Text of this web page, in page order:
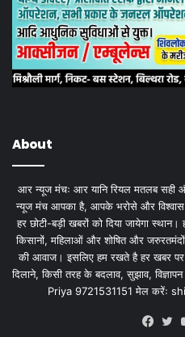
About
आर न्यूज मंचः आर यानि रियल मतलब सही
न्यूज मंच आपका है, आपके भरोसे और
हर छोटी-बड़ी खबरों को दिया जायेगा
किसानों, महिलाओं और शोषित और
की आवाज। इसलिए हम रखते है हर खबर
दिलाने, किसी तरह के बदलाव, सुझाव,
Priya 9721531151 मेल करेंः